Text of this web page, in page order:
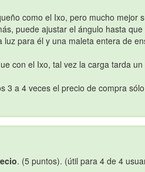
como el Ixo, pero mucho mejor
puede ajustar el ángulo hasta
luz para él y una maleta entera de
con el Ixo, tal vez la carga tarda
3 a 4 veces el precio de compra
. (5 puntos). (útil para 4 de 4